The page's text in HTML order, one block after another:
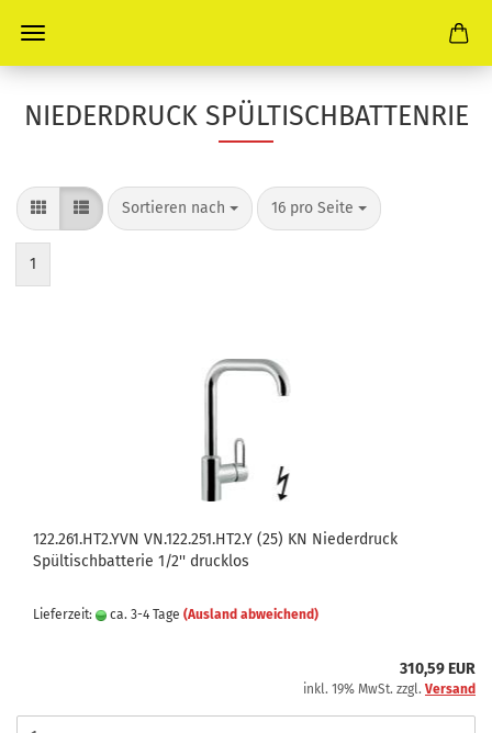
NIEDERDRUCK SPÜLTISCHBATTENRIE
Sortieren nach
Sortieren nach 16 pro Seite
pro Seite
1
122.261.HT2.YVN VN.122.251.HT2.Y (25) KN Niederdruck
Spültischbatterie 1/2'' drucklos
Lieferzeit: ca. 3-4 Tage (Ausland abweichend)
310,59 EUR
inkl. 19% MwSt. zzgl. Versand